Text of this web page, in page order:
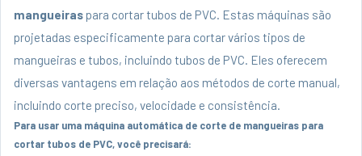
mangueiras para cortar tubos de PVC. Estas máquinas são
projetadas especificamente para cortar vários tipos de
mangueiras e tubos, incluindo tubos de PVC. Eles oferecem
diversas vantagens em relação aos métodos de corte manual,
incluindo corte preciso, velocidade e consistência.
Para usar uma máquina automática de corte de mangueiras para
cortar tubos de PVC, você precisará: